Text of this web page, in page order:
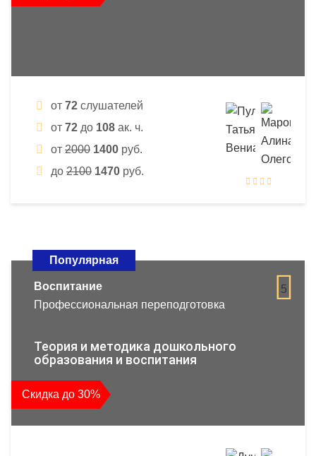
от 72 слушателей
от 72 до 108 ак. ч.
от 2000 1400 руб.
до 2100 1470 руб.
Популярная
5
Воспитание
Профессиональная переподготовка
Теория и методика дошкольного
образования и воспитания
Скидка до 30%